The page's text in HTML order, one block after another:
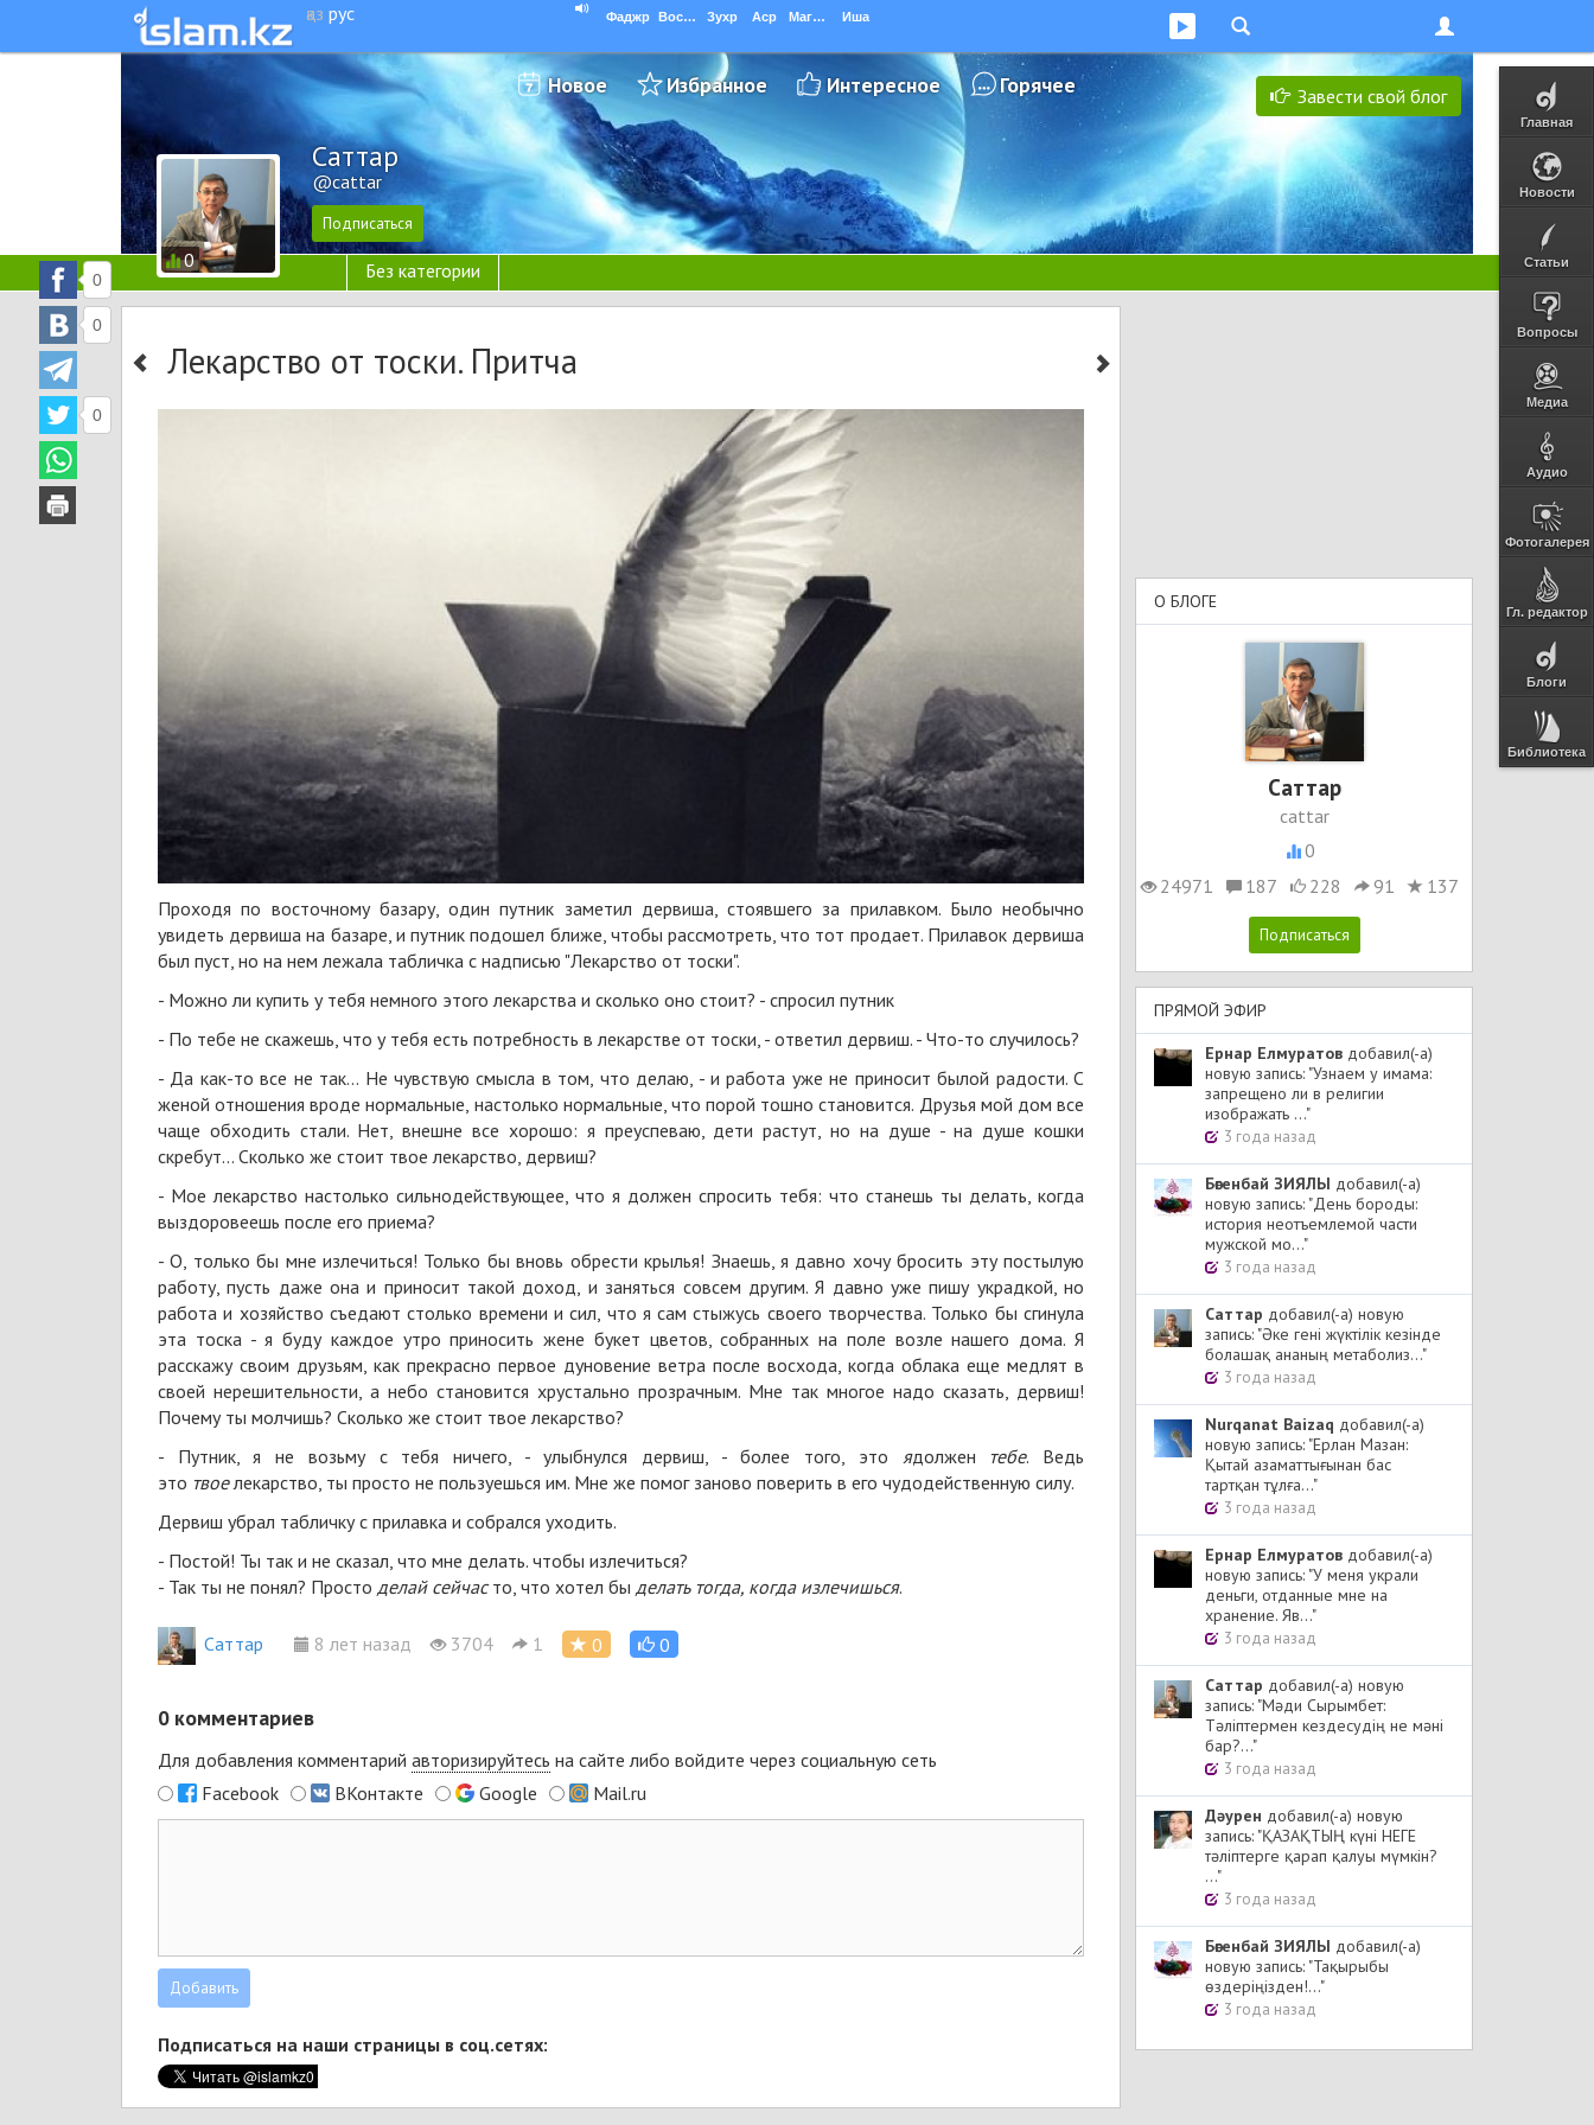
қаз рус Фаджр Восход Зухр Аср Магриб Иша
Главная
Новости
Статьи
Вопросы
Медиа
Аудио
Фотогалерея
Гл. редактор
Блоги
Библиотека
Завести свой блог
Новое Избранное Интересное Горячее
0
Cаттар
@cattar
Без категории
Лекарство от тоски. Притча
0
0
0
Проходя по восточному базару, один путник заметил дервиша, стоявшего за прилавком. Было необычно
увидеть дервиша на базаре, и путник подошел ближе, чтобы рассмотреть, что тот продает. Прилавок дервиша
был пуст, но на нем лежала табличка с надписью "Лекарство от тоски".
- Можно ли купить у тебя немного этого лекарства и сколько оно стоит? - спросил путник
- По тебе не скажешь, что у тебя есть потребность в лекарстве от тоски, - ответил дервиш. - Что-то случилось?
- Да как-то все не так... Не чувствую смысла в том, что делаю, - и работа уже не приносит былой радости. С
женой отношения вроде нормальные, настолько нормальные, что порой тошно становится. Друзья мой дом все
чаще обходить стали. Нет, внешне все хорошо: я преуспеваю, дети растут, но на душе - на душе кошки
скребут... Сколько же стоит твое лекарство, дервиш?
- Мое лекарство настолько сильнодействующее, что я должен спросить тебя: что станешь ты делать, когда
выздоровеешь после его приема?
- О, только бы мне излечиться! Только бы вновь обрести крылья! Знаешь, я давно хочу бросить эту постылую
работу, пусть даже она и приносит такой доход, и заняться совсем другим. Я давно уже пишу украдкой, но
работа и хозяйство съедают столько времени и сил, что я сам стыжусь своего творчества. Только бы сгинула
эта тоска - я буду каждое утро приносить жене букет цветов, собранных на поле возле нашего дома. Я
расскажу своим друзьям, как прекрасно первое дуновение ветра после восхода, когда облака еще медлят в
своей нерешительности, а небо становится хрустально прозрачным. Мне так многое надо сказать, дервиш!
Почему ты молчишь? Сколько же стоит твое лекарство?
- Путник, я не возьму с тебя ничего, - улыбнулся дервиш, - более того, это ядолжен тебе. Ведь
это твоелекарство, ты просто не пользуешься им. Мне же помог заново поверить в его чудодейственную силу.
Дервиш убрал табличку с прилавка и собрался уходить.
- Постой! Ты так и не сказал, что мне делать. чтобы излечиться?
- Так ты не понял? Просто делай сейчасто, что хотел бы делать тогда, когда излечишься.
Cаттар 8 лет назад 3704 1 0 0
0 комментариев
Для добавления комментарий авторизируйтесь на сайте либо войдите через социальную сеть
Facebook
ВКонтакте Google Mail.ru
Подписаться на наши страницы в соц.сетях:
О БЛОГЕ
Cаттар
cattar
0
24971
187 228 91 137
ПРЯМОЙ ЭФИР
Ернар Елмуратов добавил(-а)
новую запись: "Узнаем у имама:
запрещено ли в религии
изображать ..."
3 года назад
Бөгенбай ЗИЯЛЫ добавил(-а)
новую запись: "День бороды:
история неотъемлемой части
мужской мо..."
3 года назад
Cаттар добавил(-а) новую
запись: "Әке гені жүктілік кезінде
болашақ ананың метаболиз..."
3 года назад
Nurqanat Baizaq добавил(-а)
новую запись: "Ерлан Мазан:
Қытай азаматтығынан бас
тартқан тұлға..."
3 года назад
Ернар Елмуратов добавил(-а)
новую запись: "У меня украли
деньги, отданные мне на
хранение. Яв..."
3 года назад
Cаттар добавил(-а) новую
запись: "Мәди Сырымбет:
Тәліптермен кездесудің не мәні
бар?..."
3 года назад
Дәурен добавил(-а) новую
запись: "ҚАЗАҚТЫҢ күні НЕГЕ
тәліптерге қарап қалуы мүмкін?
..."
3 года назад
Бөгенбай ЗИЯЛЫ добавил(-а)
новую запись: "Тақырыбы
өздеріңізден!..."
3 года назад